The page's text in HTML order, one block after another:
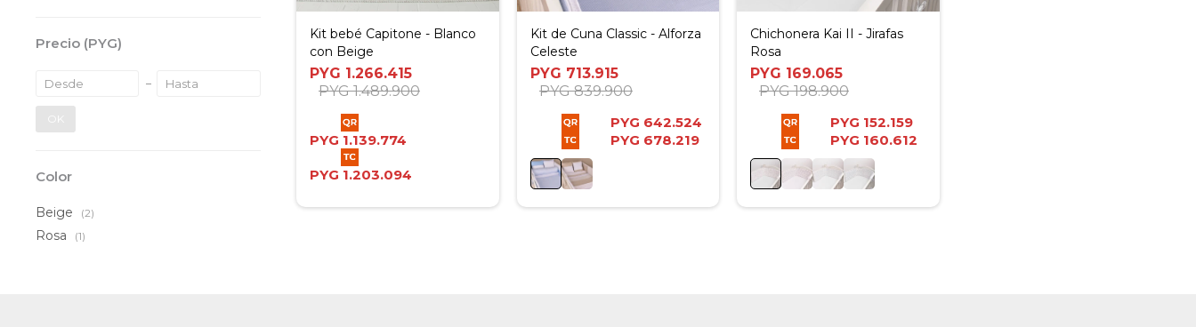
Kit bebé Capitone - Blanco
con Beige
PYG 1.266.415
PYG 1.489.900
PYG 1.139.774
PYG 1.203.094
Kit de Cuna Classic - Alforza
Celeste
PYG 713.915
PYG 839.900
PYG 642.524
PYG 678.219
Chichonera Kai II - Jirafas
Rosa
PYG 169.065
PYG 198.900
PYG 152.159
PYG 160.612
Precio (PYG)
OK
Color
Beige (2)
Rosa (1)